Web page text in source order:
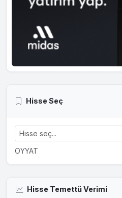
Hisse Seç
OYYAT
Hisse Temettü Verimi